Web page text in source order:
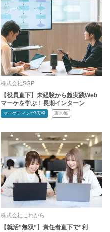
株式会社SGP
【役員直下】未経験から超実践Web
マーケを学ぶ！長期インターン
マーケティング/広報 東京都
株式会社これから
【就活”無双”】責任者直下で”利